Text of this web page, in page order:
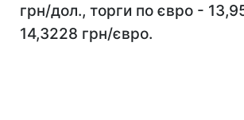
грн/дол., торги по євро -
14,3228 грн/євро.